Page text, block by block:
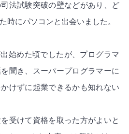
法試験突破の壁などがあり、ど
時にパソコンと出会いました。
出始めた頃でしたが、プログラマ
聞き、スーパープログラマーに
けずに起業できるかも知れない
受けて資格を取った方がよいと